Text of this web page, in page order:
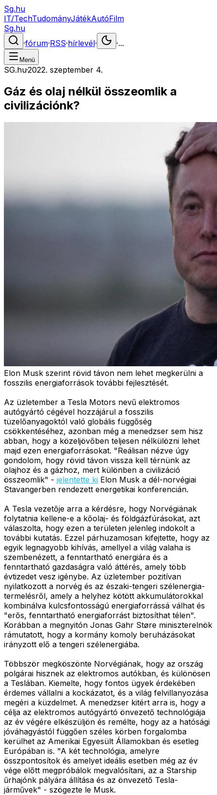
Sg.hu
IT/TechTudományJátékAutóFilm
Sg.hu
·fórum·RSS·hírlevél· ·...
Menü
SG.hu·2022. szeptember 4.
Gáz és olaj nélkül összeomlik a
civilizációnk?
Elon Musk szerint rövid távon nem lehet megkerülni a
fosszilis energiaforrások további fejlesztését.
Az üzletember a Tesla Motors nevű elektromos
autógyártó cégével hozzájárul a fosszilis
tüzelőanyagoktól való globális függőség
csökkentéséhez, azonban még a menedzser sem hisz
abban, hogy a közeljövőben teljesen nélkülözni lehet
majd ezen energiaforrásokat. "Reálisan nézve úgy
gondolom, hogy rövid távon vissza kell térnünk az
olajhoz és a gázhoz, mert különben a civilizáció
összeomlik" - jelentette ki Elon Musk a dél-norvégiai
Stavangerben rendezett energetikai konferencián.
A Tesla vezetője arra a kérdésre, hogy Norvégiának
folytatnia kellene-e a kőolaj- és földgázfúrásokat, azt
válaszolta, hogy ezen a területen jelenleg indokolt a
további kutatás. Ezzel párhuzamosan kifejtette, hogy az
egyik legnagyobb kihívás, amellyel a világ valaha is
szembenézett, a fenntartható energiára és a
fenntartható gazdaságra való áttérés, amely több
évtizedet vesz igénybe. Az üzletember pozitívan
nyilatkozott a norvég és az északi-tengeri szélenergia-
termelésről, amely a helyhez kötött akkumulátorokkal
kombinálva kulcsfontosságú energiaforrássá válhat és
"erős, fenntartható energiaforrást biztosíthat télen".
Korábban a megnyitón Jonas Gahr Støre miniszterelnök
rámutatott, hogy a kormány komoly beruházásokat
irányzott elő a tengeri szélenergiába.
Többször megköszönte Norvégiának, hogy az ország
polgárai hisznek az elektromos autókban, és különösen
a Teslában. Kiemelte, hogy fontos ügyek érdekében
érdemes vállalni a kockázatot, és a világ felvillanyozása
megéri a küzdelmet. A menedzser kitért arra is, hogy a
célja az elektromos autógyártó önvezető technológiája
az év végére elkészüljön és remélte, hogy az a hatósági
jóváhagyástól függően széles körben forgalomba
kerülhet az Amerikai Egyesült Államokban és esetleg
Európában is. "A két technológia, amelyre
összpontosítok és amelyet ideális esetben még az év
vége előtt megpróbálok megvalósítani, az a Starship
űrhajónk pályára állítása és az önvezető Tesla-
járművek" - szögezte le Musk.